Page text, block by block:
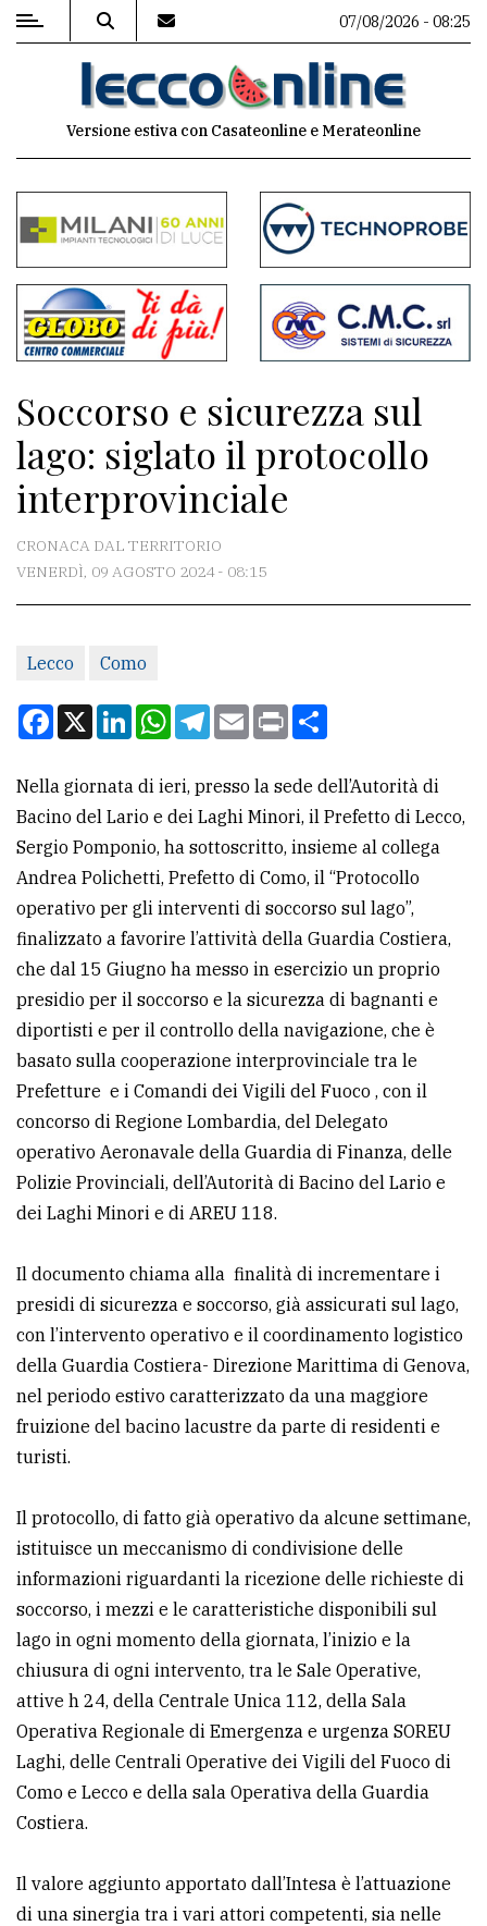
MENU
commenti
Contenuti
del
sito
Meteo
CONTATTI
La
redazione
Per
tua
CERCA
Cerca
per
comune
Ricerca
avanzata
ALTRE
TESTATE
PRIVACY
Privacy
policy
Cookie
policy
07/08/2026 - 08:25
Versione estiva con Casateonline e Merateonline
Soccorso e sicurezza sul
lago: siglato il protocollo
interprovinciale
CRONACA DAL TERRITORIO
VENERDÌ, 09 AGOSTO 2024 - 08:15
Lecco Como
Facebook
X LinkedInWhatsApp
Telegram
EmailPrint
Nella giornata di ieri, presso la sede dell’Autorità di
Bacino del Lario e dei Laghi Minori, il Prefetto di Lecco,
Sergio Pomponio, ha sottoscritto, insieme al collega
Andrea Polichetti, Prefetto di Como, il “Protocollo
operativo per gli interventi di soccorso sul lago”,
finalizzato a favorire l’attività della Guardia Costiera,
che dal 15 Giugno ha messo in esercizio un proprio
presidio per il soccorso e la sicurezza di bagnanti e
diportisti e per il controllo della navigazione, che è
basato sulla cooperazione interprovinciale tra le
Prefetture e i Comandi dei Vigili del Fuoco , con il
concorso di Regione Lombardia, del Delegato
operativo Aeronavale della Guardia di Finanza, delle
Polizie Provinciali, dell’Autorità di Bacino del Lario e
dei Laghi Minori e di AREU 118.
Il documento chiama alla finalità di incrementare i
presidi di sicurezza e soccorso, già assicurati sul lago,
con l’intervento operativo e il coordinamento logistico
della Guardia Costiera- Direzione Marittima di Genova,
nel periodo estivo caratterizzato da una maggiore
fruizione del bacino lacustre da parte di residenti e
turisti.
Il protocollo, di fatto già operativo da alcune settimane,
istituisce un meccanismo di condivisione delle
informazioni riguardanti la ricezione delle richieste di
soccorso, i mezzi e le caratteristiche disponibili sul
lago in ogni momento della giornata, l’inizio e la
chiusura di ogni intervento, tra le Sale Operative,
attive h 24, della Centrale Unica 112, della Sala
Operativa Regionale di Emergenza e urgenza SOREU
Laghi, delle Centrali Operative dei Vigili del Fuoco di
Como e Lecco e della sala Operativa della Guardia
Costiera.
Il valore aggiunto apportato dall’Intesa è l’attuazione
di una sinergia tra i vari attori competenti, sia nelle